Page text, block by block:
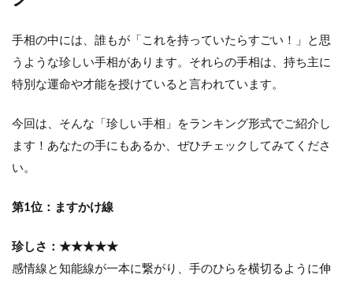
手相の中には、誰もが「これを持っていたらすごい！」と思
うような珍しい手相があります。それらの手相は、持ち主に
特別な運命や才能を授けていると言われています。
今回は、そんな「珍しい手相」をランキング形式でご紹介し
ます！あなたの手にもあるか、ぜひチェックしてみてくださ
い。
第1位：ますかけ線
珍しさ：★★★★★
感情線と知能線が一本に繋がり、手のひらを横切るように伸